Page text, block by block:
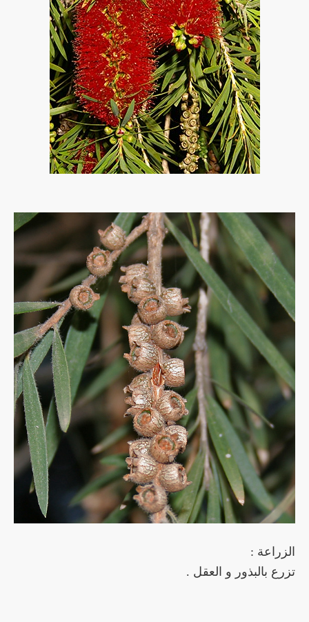
الزراعة :
تزرع بالبذور و العقل .